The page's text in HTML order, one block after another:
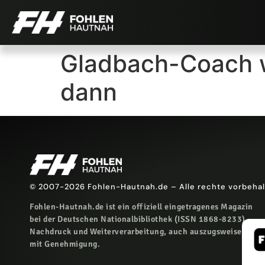
Gladbach-Coach
dann
© 2007-2026 Fohlen-Hautnah.de – Alle rechte
Fohlen-Hautnah.de ist ein offiziell eingetragenes Magazin
bei der Deutschen Nationalbibliothek (ISSN 1868-8233).
Nachdruck und Weiterverarbeitung, auch auszugsweise, nur
mit Genehmigung.